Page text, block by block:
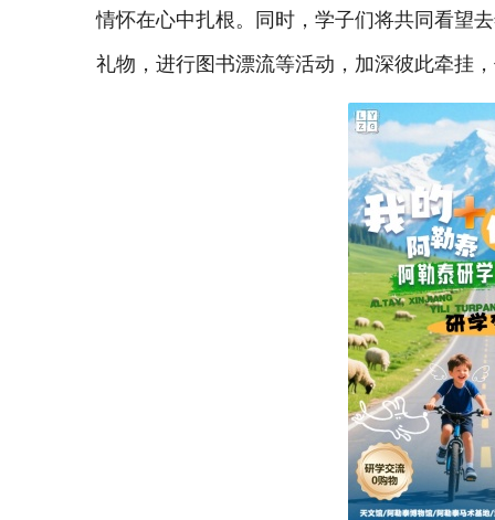
情怀在心中扎根。同时，学子们将共同看望
礼物，进行图书漂流等活动，加深彼此牵挂